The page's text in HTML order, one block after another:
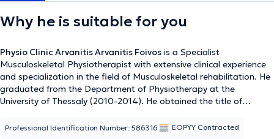
Why he is suitable for you
Physio Clinic Arvanitis Arvanitis Foivos is a Specialist
Musculoskeletal Physiotherapist with extensive clinical experience
and specialization in the field of Musculoskeletal rehabilitation. He
graduated from the Department of Physiotherapy at the
University of Thessaly (2010-2014). He obtained the title of
Orthopedic Musculoskeletal Training, recognized by the global
Professional Identification Number: 586316 EOPYY Contracted